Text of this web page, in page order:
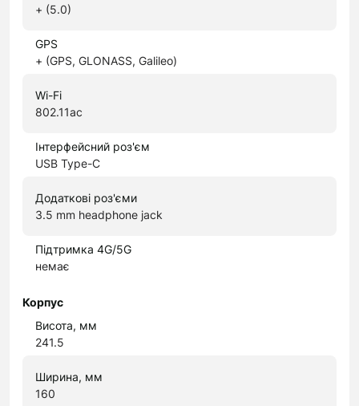
+ (5.0)
GPS
+ (GPS, GLONASS, Galileo)
Wi-Fi
802.11ac
Інтерфейсний роз'єм
USB Type-C
Додаткові роз'єми
3.5 mm headphone jack
Підтримка 4G/5G
немає
Корпус
Висота, мм
241.5
Ширина, мм
160